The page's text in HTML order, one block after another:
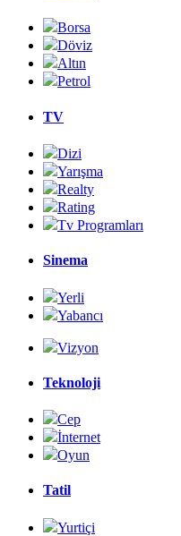
Borsa
Döviz
Altın
Petrol
TV
Dizi
Yarışma
Realty
Rating
Tv Programları
Sinema
Yerli
Yabancı
Vizyon
Teknoloji
Cep
İnternet
Oyun
Tatil
Yurtiçi